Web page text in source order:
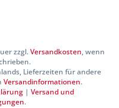
zzgl.Versandkosten, wenn
Lieferzeiten für andere
Versandinformationen.
| Versand und
.